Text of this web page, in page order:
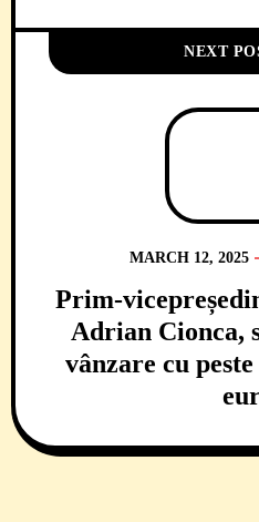
NEXT
MARCH 12, 2025
Prim-
Adrian Cionca,
vânzare cu